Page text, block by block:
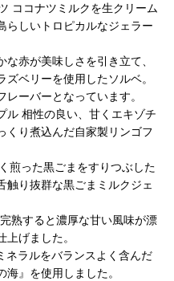
ココナツミルクを生クリーム
らしいトロピカルなジェラー
赤が美味しさを引き立て、
ベリーを使用したソルベ。
ーバーとなっています。
ル 相性の良い、甘くエキゾチ
くり煮込んだ自家製リンゴフ
煎った黒ごまをすりつぶした
触り抜群な黒ごまミルクジェ
熟すると濃厚な甘い風味が漂
げました。
ラルをバランスよく含んだ
』を使用しました。